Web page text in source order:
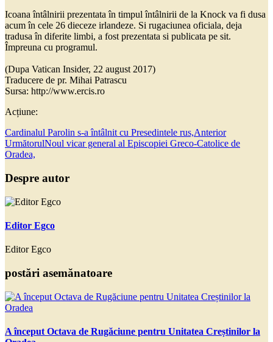
Icoana întâlnirii prezentata în timpul întâlnirii de la Knock va fi dusa
acum în cele 26 dieceze irlandeze. Si rugaciunea oficiala, deja
tradusa în diferite limbi, a fost prezentata si publicata pe sit.
Împreuna cu programul.
(Dupa Vatican Insider, 22 august 2017)
Traducere de pr. Mihai Patrascu
Sursa: http://www.ercis.ro
Acțiune:
Cardinalul Parolin s-a întâlnit cu Presedintele rus,Anterior
UrmătorulNoul vicar general al Episcopiei Greco-Catolice de
Oradea,
Despre autor
Editor Egco
Editor Egco
postări asemănatoare
A început Octava de Rugăciune pentru Unitatea Creștinilor la